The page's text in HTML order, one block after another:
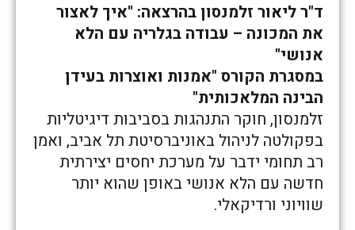
ד"ר ליאור זלמנסון בהרצאה: "איך לאצור
את המכונה – עבודה בגלריה עם הלא
אנושי"
במסגרת הקורס "אמנות ואוצרות בעידן
הבינה המלאכותית"
זלמנסון, חוקר התנהגות בסביבות דיגיטליות
בפקולטה לניהול באוניברסיטת תל אביב, ואמן
רב תחומי ידבר על מערכת יחסים יצירתית
חדשה עם הלא אנושי באופן שהוא יותר
שוויוני ורדיקאלי.